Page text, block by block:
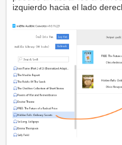
izquierdo hacia el lado